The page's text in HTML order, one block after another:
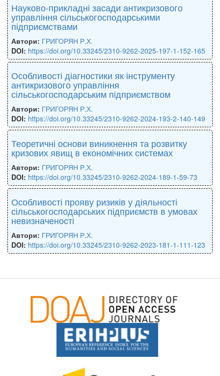
Науково-прикладні засади антикризового
управління сільськогосподарськими
підприємствами
Автори: ГРИГОРЯН Р.Х.
DOI: https://doi.org/10.33245/2310-9262-2025-197-1-152-165
Особливості діагностики як інструменту
антикризового управління
сільськогосподарським підприємством
Автори: ГРИГОРЯН Р.Х.
DOI: https://doi.org/10.33245/2310-9262-2024-193-2-140-149
Теоретичні основи виникнення та розвитку
кризових явищ в економічних системах
Автори: ГРИГОРЯН Р.Х.
DOI: https://doi.org/10.33245/2310-9262-2024-189-1-59-73
Особливості прояву ризиків у діяльності
сільськогосподарських підприємств в умовах
невизначеності
Автори: ГРИГОРЯН Р.Х.
DOI: https://doi.org/10.33245/2310-9262-2023-181-1-111-123